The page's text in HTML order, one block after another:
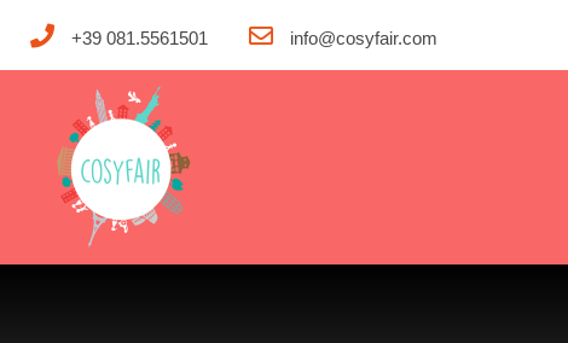
+39 081.5561501 info@cosyfair.com